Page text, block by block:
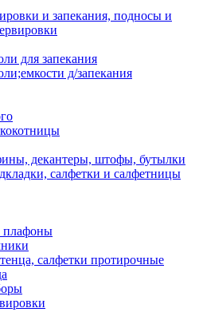
и запекания, подносы и
для запекания
д/запекания
декантеры, штофы, бутылки
салфетки и салфетницы
плафоны
салфетки протирочные